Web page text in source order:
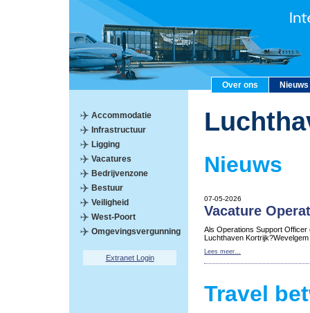
Over ons Nieuws
Accommodatie
Infrastructuur
Ligging
Vacatures
Bedrijvenzone
Bestuur
Veiligheid
West-Poort
Omgevingsvergunning
Extranet Login
Nieuws
07-05-2026
Vacature
Als Operations Support Officer
Luchthaven
Lees meer...
Travel